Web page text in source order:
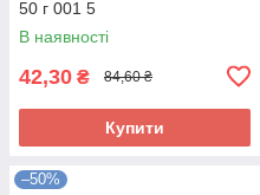
50 г 001 5
В наявності
42,30 ₴ 84,60 ₴
Купити
–50%